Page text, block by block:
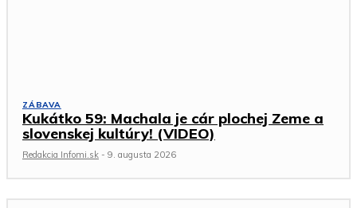
ZÁBAVA
Kukátko 59: Machala je cár plochej Zeme a
slovenskej kultúry! (VIDEO)
Redakcia Infomi.sk - 9. augusta 2026